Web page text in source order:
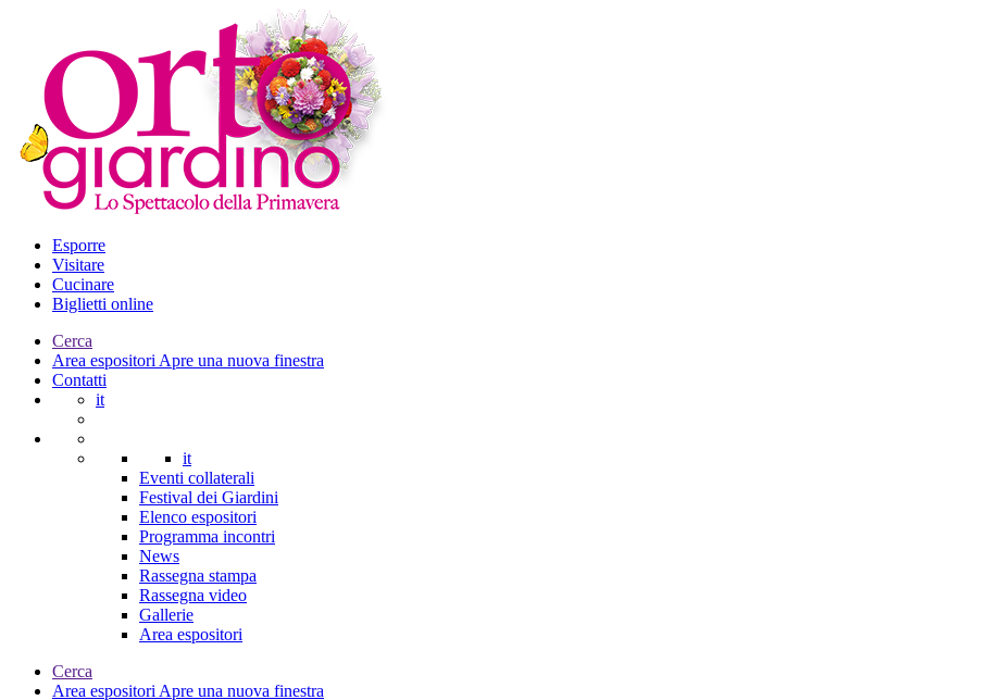
Esporre
Visitare
Cucinare
Biglietti online
Cerca
Area espositori Apre una nuova finestra
Contatti
it
it
Eventi collaterali
Festival dei Giardini
Elenco espositori
Programma incontri
News
Rassegna stampa
Rassegna video
Gallerie
Area espositori
Cerca
Area espositori Apre una nuova finestra